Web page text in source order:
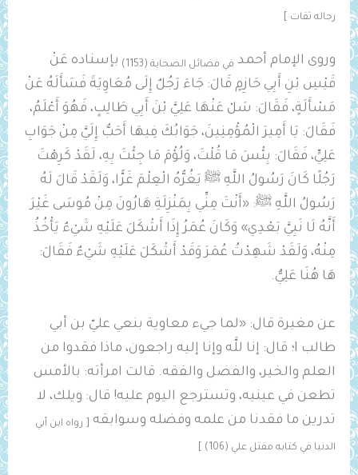
رجاله ثقات ]
وروى الإمام أحمد في فضائل الصحابة (1153)
بإسناده عَنْ
قَيْسِ بْنِ أَبِي حَازِمٍ قَالَ: جَاءَ رَجُلٌ إِلَى مُعَاوِيَةَ فَسَأَلَهُ عَنْ
مَسْأَلَةٍ، فَقَالَ: ‌سَلْ ‌عَنْهَا ‌عَلِيَّ بْنَ أَبِي طَالِبٍ، فَهُوَ أَعْلَمُ،
فَقَالَ: يَا أَمِيرَ الْمُؤْمِنِينَ، جَوَابُكَ فِيهَا أَحَبُّ إِلَيَّ مِنْ جَوَابِ
عَلِيٍّ، فَقَالَ: بِئْسَ مَا قُلْتَ، وَلُؤْمَ مَا جِئْتَ بِهِ، لَقَدْ كَرِهْتَ
رَجُلًا كَانَ رَسُولُ اللَّهِ ﷺ يَغُرُّهُ الْعِلْمَ غَرًّا، وَلَقَدْ قَالَ لَهُ
رَسُولُ اللَّهِ ﷺ: «أَنْتَ مِنِّي بِمَنْزِلَةِ هَارُونَ مِنْ مُوسَى غَيْرَ
أَنَّهُ لَا نَبِيَّ بَعْدِي» وَكَانَ عُمَرُ إِذَا أَشْكَلَ عَلَيْهِ شَيْءٌ يَأْخُذُ
مِنْهُ، وَلَقَدْ شَهِدْتُ عُمَرَ وَقَدْ أَشْكَلَ عَلَيْهِ شَيْءٌ فَقَالَ:
هَا هُنَا عَلِيٌّ.
عن مغيرة قال: «لما جيء معاوية بنعي عليّ بن أبي
طالب I؛ قال: إنا للَّه وإنا إليه راجعون، ‌ماذا ‌فقدوا ‌من
‌العلم والخير، والفضل والفقه. قالت امرأته: بالأمس
تطعن في عينيه، وتسترجع اليوم عليه! قال: ويلك، لا
تدرين ما فقدنا من علمه وفضله وسوابقه [ رواه ابن أبي
الدنيا في كتابه مقتل علي (106) ]